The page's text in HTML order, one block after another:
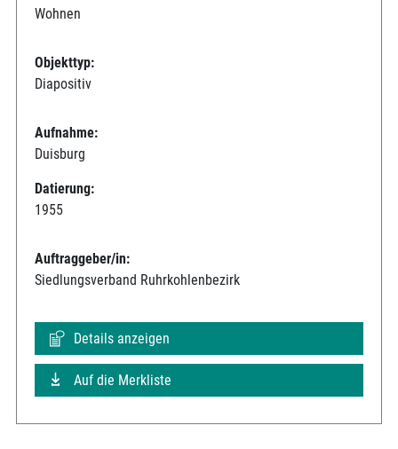
Wohnen
Objekttyp:
Diapositiv
Aufnahme:
Duisburg
Datierung:
1955
Auftraggeber/in:
Siedlungsverband Ruhrkohlenbezirk
Details anzeigen
Auf die Merkliste